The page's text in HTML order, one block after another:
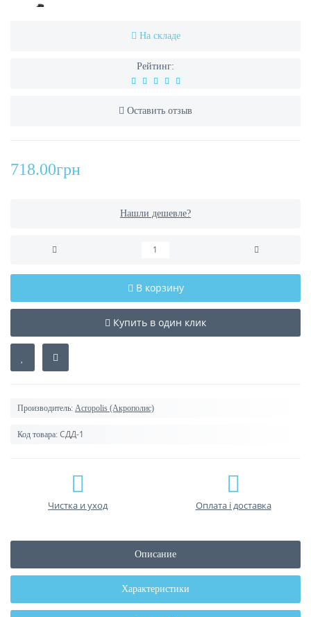
На складе
Рейтинг:
Оставить отзыв
718.00грн
Нашли дешевле?
В корзину
Купить в один клик
Производитель: Acropolis (Акрополис)
Код товара: СДД-1
Чистка и уход Оплата і доставка
Описание
Характеристики